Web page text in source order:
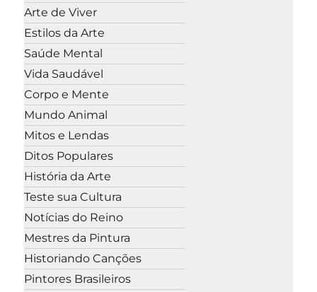
Arte de Viver
Estilos da Arte
Saúde Mental
Vida Saudável
Corpo e Mente
Mundo Animal
Mitos e Lendas
Ditos Populares
História da Arte
Teste sua Cultura
Notícias do Reino
Mestres da Pintura
Historiando Canções
Pintores Brasileiros